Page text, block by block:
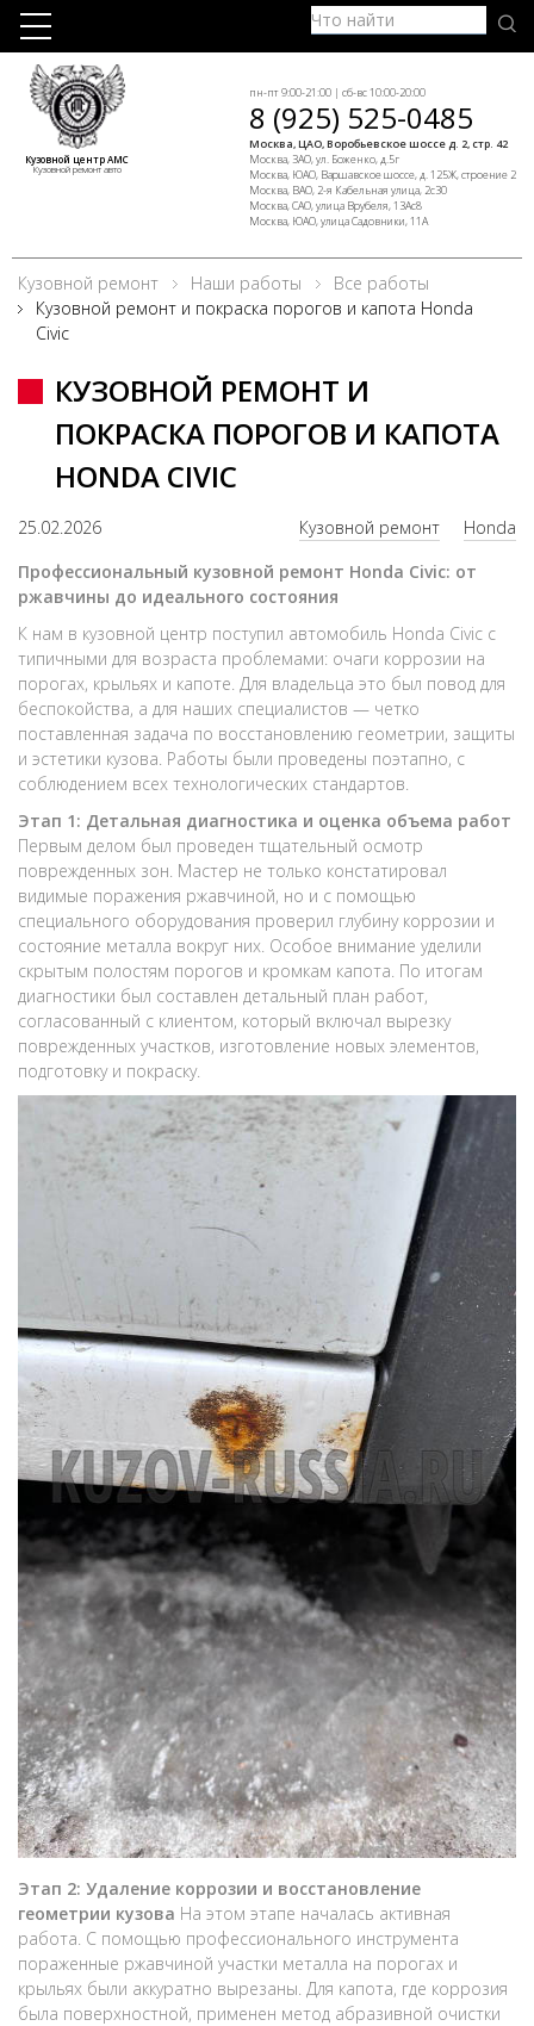
Кузовной центр АМС
Кузовной ремонт авто
пн-пт 9:00-21:00 | сб-вс 10:00-20:00
8 (925) 525-0485
Москва, ЦАО, Воробьевское шоссе д. 2, стр. 42
Москва, ЗАО, ул. Боженко, д.5г
Москва, ЮАО, Варшавское шоссе, д. 125Ж, строение 2
Москва, ВАО, 2-я Кабельная улица, 2с30
Москва, САО, улица Врубеля, 13Ас8
Москва, ЮАО, улица Садовники, 11А
Кузовной ремонт Наши работы
Все работы
Кузовной ремонт и покраска порогов и капота Honda
Civic
КУЗОВНОЙ РЕМОНТ И
ПОКРАСКА ПОРОГОВ И КАПОТА
HONDA CIVIC
25.02.2026 Кузовной ремонт
Honda
Профессиональный кузовной ремонт Honda Civic: от
ржавчины до идеального состояния
К нам в кузовной центр поступил автомобиль Honda Civic с
типичными для возраста проблемами: очаги коррозии на
порогах, крыльях и капоте. Для владельца это был повод для
беспокойства, а для наших специалистов — четко
поставленная задача по восстановлению геометрии, защиты
и эстетики кузова. Работы были проведены поэтапно, с
соблюдением всех технологических стандартов.
Этап 1: Детальная диагностика и оценка объема работ
Первым делом был проведен тщательный осмотр
поврежденных зон. Мастер не только констатировал
видимые поражения ржавчиной, но и с помощью
специального оборудования проверил глубину коррозии и
состояние металла вокруг них. Особое внимание уделили
скрытым полостям порогов и кромкам капота. По итогам
диагностики был составлен детальный план работ,
согласованный с клиентом, который включал вырезку
поврежденных участков, изготовление новых элементов,
подготовку и покраску.
Этап 2: Удаление коррозии и восстановление
геометрии кузова На этом этапе началась активная
работа. С помощью профессионального инструмента
пораженные ржавчиной участки металла на порогах и
крыльях были аккуратно вырезаны. Для капота, где коррозия
была поверхностной, применен метод абразивной очистки